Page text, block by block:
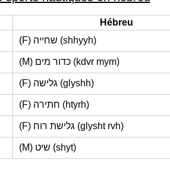
Hébreu
(F) שחייה (shhyyh)
(M) כדור מים (kdvr mym)
(F) גלישה (glyshh)
(F) חתירה (htyrh)
(F) גלישת רוח (glysht rvh)
(M) שיט (shyt)